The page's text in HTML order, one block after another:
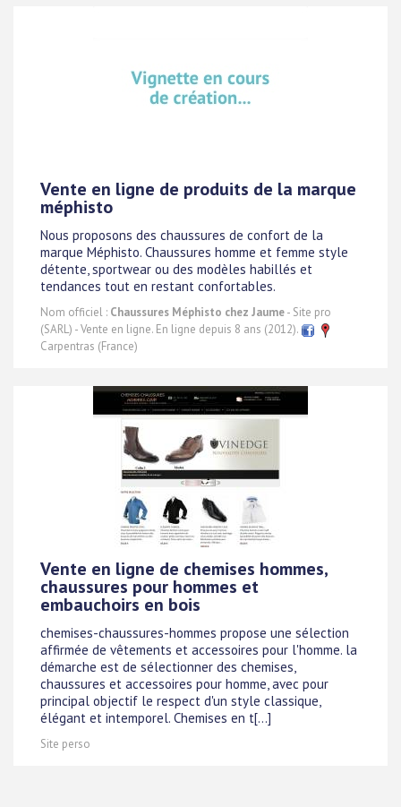
Vente en ligne de produits de la marque
méphisto
Nous proposons des chaussures de confort de la
marque Méphisto. Chaussures homme et femme style
détente, sportwear ou des modèles habillés et
tendances tout en restant confortables.
Nom officiel : Chaussures Méphisto chez Jaume- Site pro
(SARL) - Vente en ligne. En ligne depuis 8 ans (2012).
Carpentras (France)
Vente en ligne de chemises hommes,
chaussures pour hommes et
embauchoirs en bois
chemises-chaussures-hommes propose une sélection
affirmée de vêtements et accessoires pour l'homme. la
démarche est de sélectionner des chemises,
chaussures et accessoires pour homme, avec pour
principal objectif le respect d'un style classique,
élégant et intemporel. Chemises en t[...]
Site perso